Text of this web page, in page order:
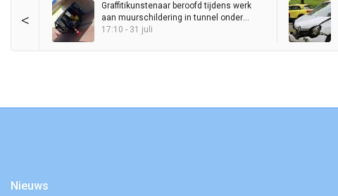
<
Graffitikunstenaar beroofd tijdens werk
aan muurschildering in tunnel onder
Station Haren
17:10 - 31 juli
Nieuws